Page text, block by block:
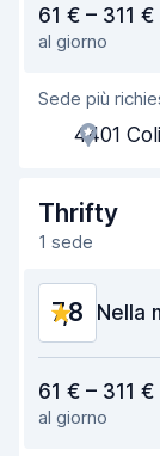
Facile da
Gentilezza
Rapidità del
Rapidità della
Condizioni
61 € – 311 €
al giorno
Sede più
4401
Thrifty
1 sede
7,8 Nella
Facile da
61 € – 311 €
al giorno